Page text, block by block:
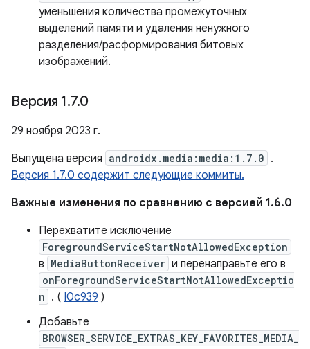
уменьшения количества промежуточных
выделений памяти и удаления ненужного
разделения/расформирования битовых
изображений.
Версия 1.7.0
29 ноября 2023 г.
Выпущена версия androidx.media:media:1.7.0 .
Версия 1.7.0 содержит следующие коммиты.
Важные изменения по сравнению с версией 1.6.0
Перехватите исключение
ForegroundServiceStartNotAllowedException
в MediaButtonReceiver и перенаправьте его в
onForegroundServiceStartNotAllowedExceptio
n . ( I0c939 )
Добавьте
BROWSER_SERVICE_EXTRAS_KEY_FAVORITES_MEDIA_